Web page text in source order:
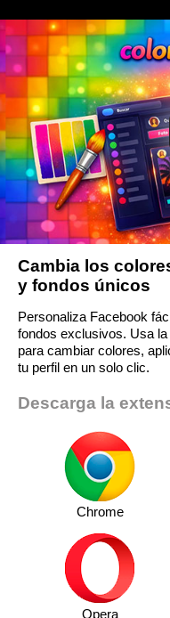
Cambia los
y fondos únicos
Personaliza Facebook
fondos exclusivos. Usa
para cambiar colores,
tu perfil en un solo clic.
Descarga la
Chrome
Opera